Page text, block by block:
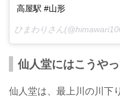
高屋駅 #山形
ひまわりさん
仙人堂にはこうや
仙人堂は、最上川の川下